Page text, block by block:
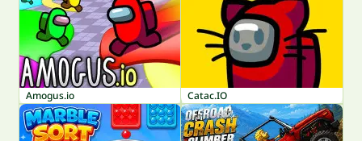
Amogus.io Catac.IO